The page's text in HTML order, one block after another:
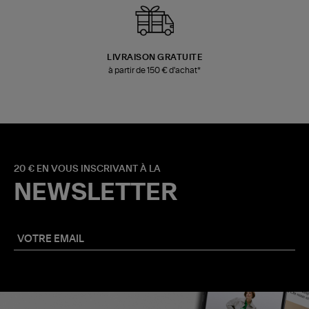
LIVRAISON GRATUITE
à partir de 150 € d'achat*
20 € EN VOUS INSCRIVANT À LA
NEWSLETTER